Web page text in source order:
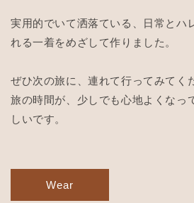
実用的でいて洒落ている、日常とハ
れる一着をめざして作りました。
ぜひ次の旅に、連れて行ってみてく
旅の時間が、少しでも心地よくなっ
しいです。
Wear